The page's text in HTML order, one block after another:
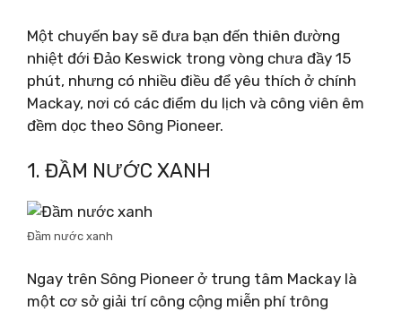
Một chuyến bay sẽ đưa bạn đến thiên đường
nhiệt đới Đảo Keswick trong vòng chưa đầy 15
phút, nhưng có nhiều điều để yêu thích ở chính
Mackay, nơi có các điểm du lịch và công viên êm
đềm dọc theo Sông Pioneer.
1. ĐẦM NƯỚC XANH
Đầm nước xanh
Ngay trên Sông Pioneer ở trung tâm Mackay là
một cơ sở giải trí công cộng miễn phí trông